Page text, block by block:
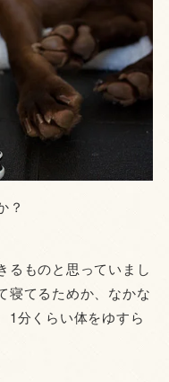
？
るものと思っていまし
寝てるためか、なかな
1分くらい体をゆすら